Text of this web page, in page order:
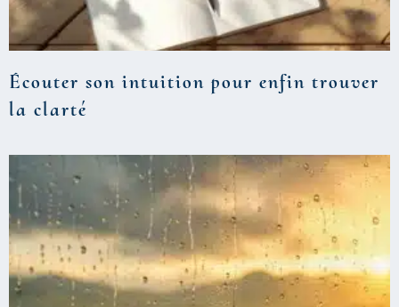
Écouter son intuition pour enfin trouver
la clarté